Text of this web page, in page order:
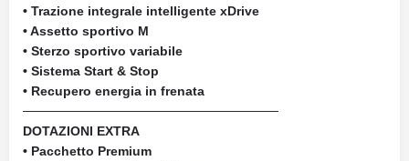
• Trazione integrale intelligente xDrive
• Assetto sportivo M
• Sterzo sportivo variabile
• Sistema Start & Stop
• Recupero energia in frenata
────────────────────────────
DOTAZIONI EXTRA
• Pacchetto Premium